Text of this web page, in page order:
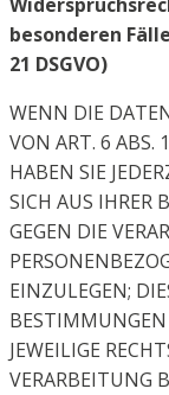
besonderen
21 DSGVO)
WENN DIE
VON ART. 6 ABS.
HABEN SIE
SICH AUS IHRER
GEGEN DIE
EINZULEGEN;
JEWEILIGE
VERARBEITUNG